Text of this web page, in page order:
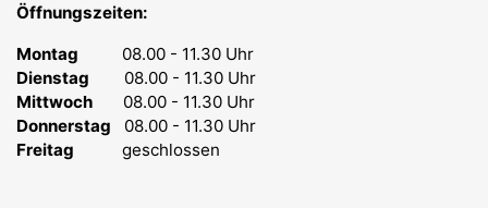
Öffnungszeiten:
Montag 08.00 - 11.30 Uhr
Dienstag 08.00 - 11.30 Uhr
Mittwoch 08.00 - 11.30 Uhr
Donnerstag 08.00 - 11.30 Uhr
Freitag geschlossen